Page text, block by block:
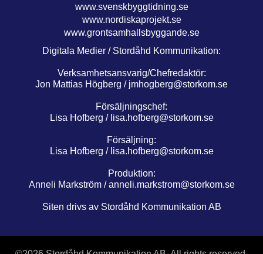
www.svenskbyggtidning.se
www.nordiskaprojekt.se
www.grontsamhallsbyggande.se
Digitala Medier / Stordåhd Kommunikation:
Verksamhetsansvarig/Chefredaktör:
Jon Mattias Högberg / jmhogberg@storkom.se
Försäljningschef:
Lisa Hofberg / lisa.hofberg@storkom.se
Försäljning:
Lisa Hofberg / lisa.hofberg@storkom.se
Produktion:
Anneli Markström /anneli.markstrom@storkom.se
Siten drivs av Stordåhd Kommunikation AB